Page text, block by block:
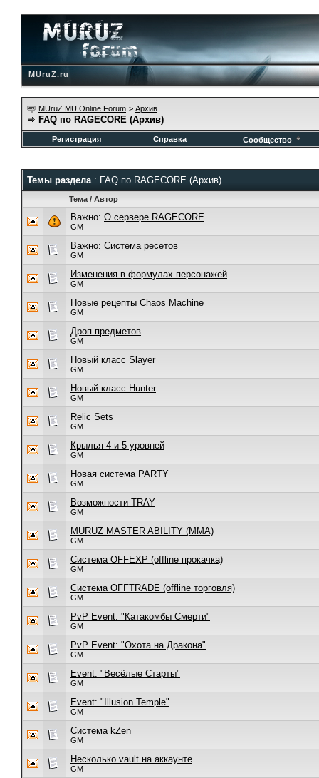
MUruZ.ru
MUruZ MU Online Forum > Архив
FAQ по RAGECORE (Архив)
Регистрация Справка Сообщество
Темы раздела: FAQ по RAGECORE (Архив)
Тема / Автор
Важно: О сервере RAGECORE
GM
Важно: Система ресетов
GM
Изменения в формулах персонажей
GM
Новые рецепты Chaos Machine
GM
Дроп предметов
GM
Новый класс Slayer
GM
Новый класс Hunter
GM
Relic Sets
GM
Крылья 4 и 5 уровней
GM
Новая система PARTY
GM
Возможности TRAY
GM
MURUZ MASTER ABILITY (MMA)
GM
Система OFFEXP (offline прокачка)
GM
Система OFFTRADE (offline торговля)
GM
PvP Event: "Катакомбы Смерти"
GM
PvP Event: "Охота на Дракона"
GM
Event: "Весёлые Старты"
GM
Event: "Illusion Temple"
GM
Cистема kZen
GM
Несколько vault на аккаунте
GM